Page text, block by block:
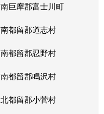
南巨摩郡富士川町
南都留郡道志村
南都留郡忍野村
南都留郡鳴沢村
北都留郡小菅村